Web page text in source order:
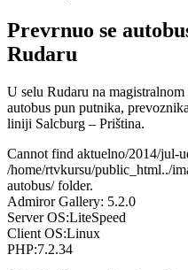
Prevrnuo se
Rudaru
U selu Rudaru na
autobus pun putnika,
liniji Salcburg – Priština.
Cannot find aktuelno/2014/jul-
/home/rtvkursu/public_html../
autobus/ folder.
Admiror Gallery: 5.2.0
Server OS:LiteSpeed
Client OS:Linux
PHP:7.2.34